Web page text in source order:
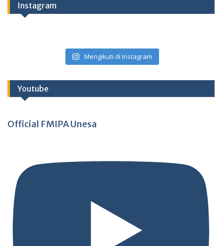
Instagram
Mengikuti di Instagram
Youtube
Official FMIPA Unesa